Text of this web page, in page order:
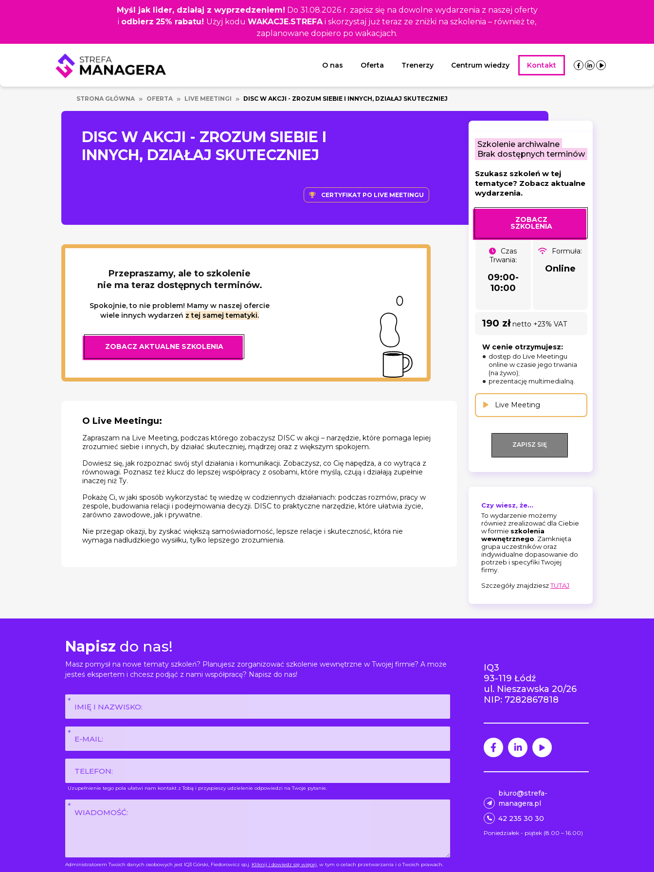
Myśl jak lider, działaj z wyprzedzeniem! Do 31.08.2026 r. zapisz się na dowolne wydarzenia z naszej oferty
i odbierz 25% rabatu! Użyj kodu WAKACJE.STREFAi skorzystaj już teraz ze zniżki na szkolenia – również te,
zaplanowane dopiero po wakacjach.
O nas Oferta Trenerzy Centrum wiedzy Kontakt
STRONA GŁÓWNA OFERTA LIVE MEETINGI DISC W AKCJI - ZROZUM SIEBIE I INNYCH, DZIAŁAJ SKUTECZNIEJ
DISC W AKCJI - ZROZUM SIEBIE I
INNYCH, DZIAŁAJ SKUTECZNIEJ
CERTYFIKAT PO LIVE MEETINGU
Szkolenie archiwalne
Brak dostępnych terminów
Szukasz szkoleń w tej
tematyce? Zobacz aktualne
wydarzenia.
ZOBACZ
SZKOLENIA
Czas
Trwania:
09:00-
10:00
Formuła:
Online
190 złnetto +23% VAT
W cenie otrzymujesz:
dostęp do Live Meetingu
online w czasie jego trwania
(na żywo);
prezentację multimedialną.
Live Meeting
ZAPISZ SIĘ
Czy wiesz, że...
To wydarzenie możemy
również zrealizować dla Ciebie
w formie szkolenia
wewnętrznego . Zamknięta
grupa uczestników oraz
indywidualne dopasowanie do
potrzeb i specyfiki Twojej
firmy.
Szczegóły znajdzieszTUTAJ
Przepraszamy, ale to szkolenie
nie ma teraz dostępnych terminów.
Spokojnie, to nie problem! Mamy w naszej ofercie
wiele innych wydarzeń z tej samej tematyki.
ZOBACZ AKTUALNE SZKOLENIA
O Live Meetingu:
Zapraszam na Live Meeting, podczas którego zobaczysz DISC w akcji – narzędzie, które pomaga lepiej
zrozumieć siebie i innych, by działać skuteczniej, mądrzej oraz z większym spokojem.
Dowiesz się, jak rozpoznać swój styl działania i komunikacji. Zobaczysz, co Cię napędza, a co wytrąca z
równowagi. Poznasz też klucz do lepszej współpracy z osobami, które myślą, czują i działają zupełnie
inaczej niż Ty.
Pokażę Ci, w jaki sposób wykorzystać tę wiedzę w codziennych działaniach: podczas rozmów, pracy w
zespole, budowania relacji i podejmowania decyzji. DISC to praktyczne narzędzie, które ułatwia życie,
zarówno zawodowe, jak i prywatne.
Nie przegap okazji, by zyskać większą samoświadomość, lepsze relacje i skuteczność, która nie
wymaga nadludzkiego wysiłku, tylko lepszego zrozumienia.
Napisz do nas!
Masz pomysł na nowe tematy szkoleń? Planujesz zorganizować szkolenie wewnętrzne w Twojej firmie? A może
jesteś ekspertem i chcesz podjąć z nami współpracę? Napisz do nas!
Imię
*E-
mail
Uzupełnienie tego pola ułatwi nam kontakt z Tobą i przyspieszy udzielenie odpowiedzi na Twoje pytanie.
Wiadomość
Administratorem Twoich danych osobowych jest IQ3 Górski, Fiedorowicz sp.j. Kliknij i dowiedz się więcej, w tym o celach przetwarzania i o Twoich prawach.
IQ3
93-119 Łódź
ul. Nieszawska 20/26
NIP: 7282867818
biuro@strefa-
managera.pl
42 235 30 30
Poniedziałek - piątek (8.00 – 16.00)